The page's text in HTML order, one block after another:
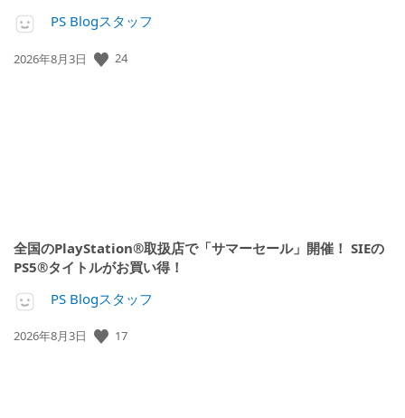
PS Blogスタッフ
公
2026年8月3日 24
全国のPlayStation®取扱店で「サマーセール」開催！ SIEの
PS5®タイトルがお買い得！
PS Blogスタッフ
公
2026年8月3日 17